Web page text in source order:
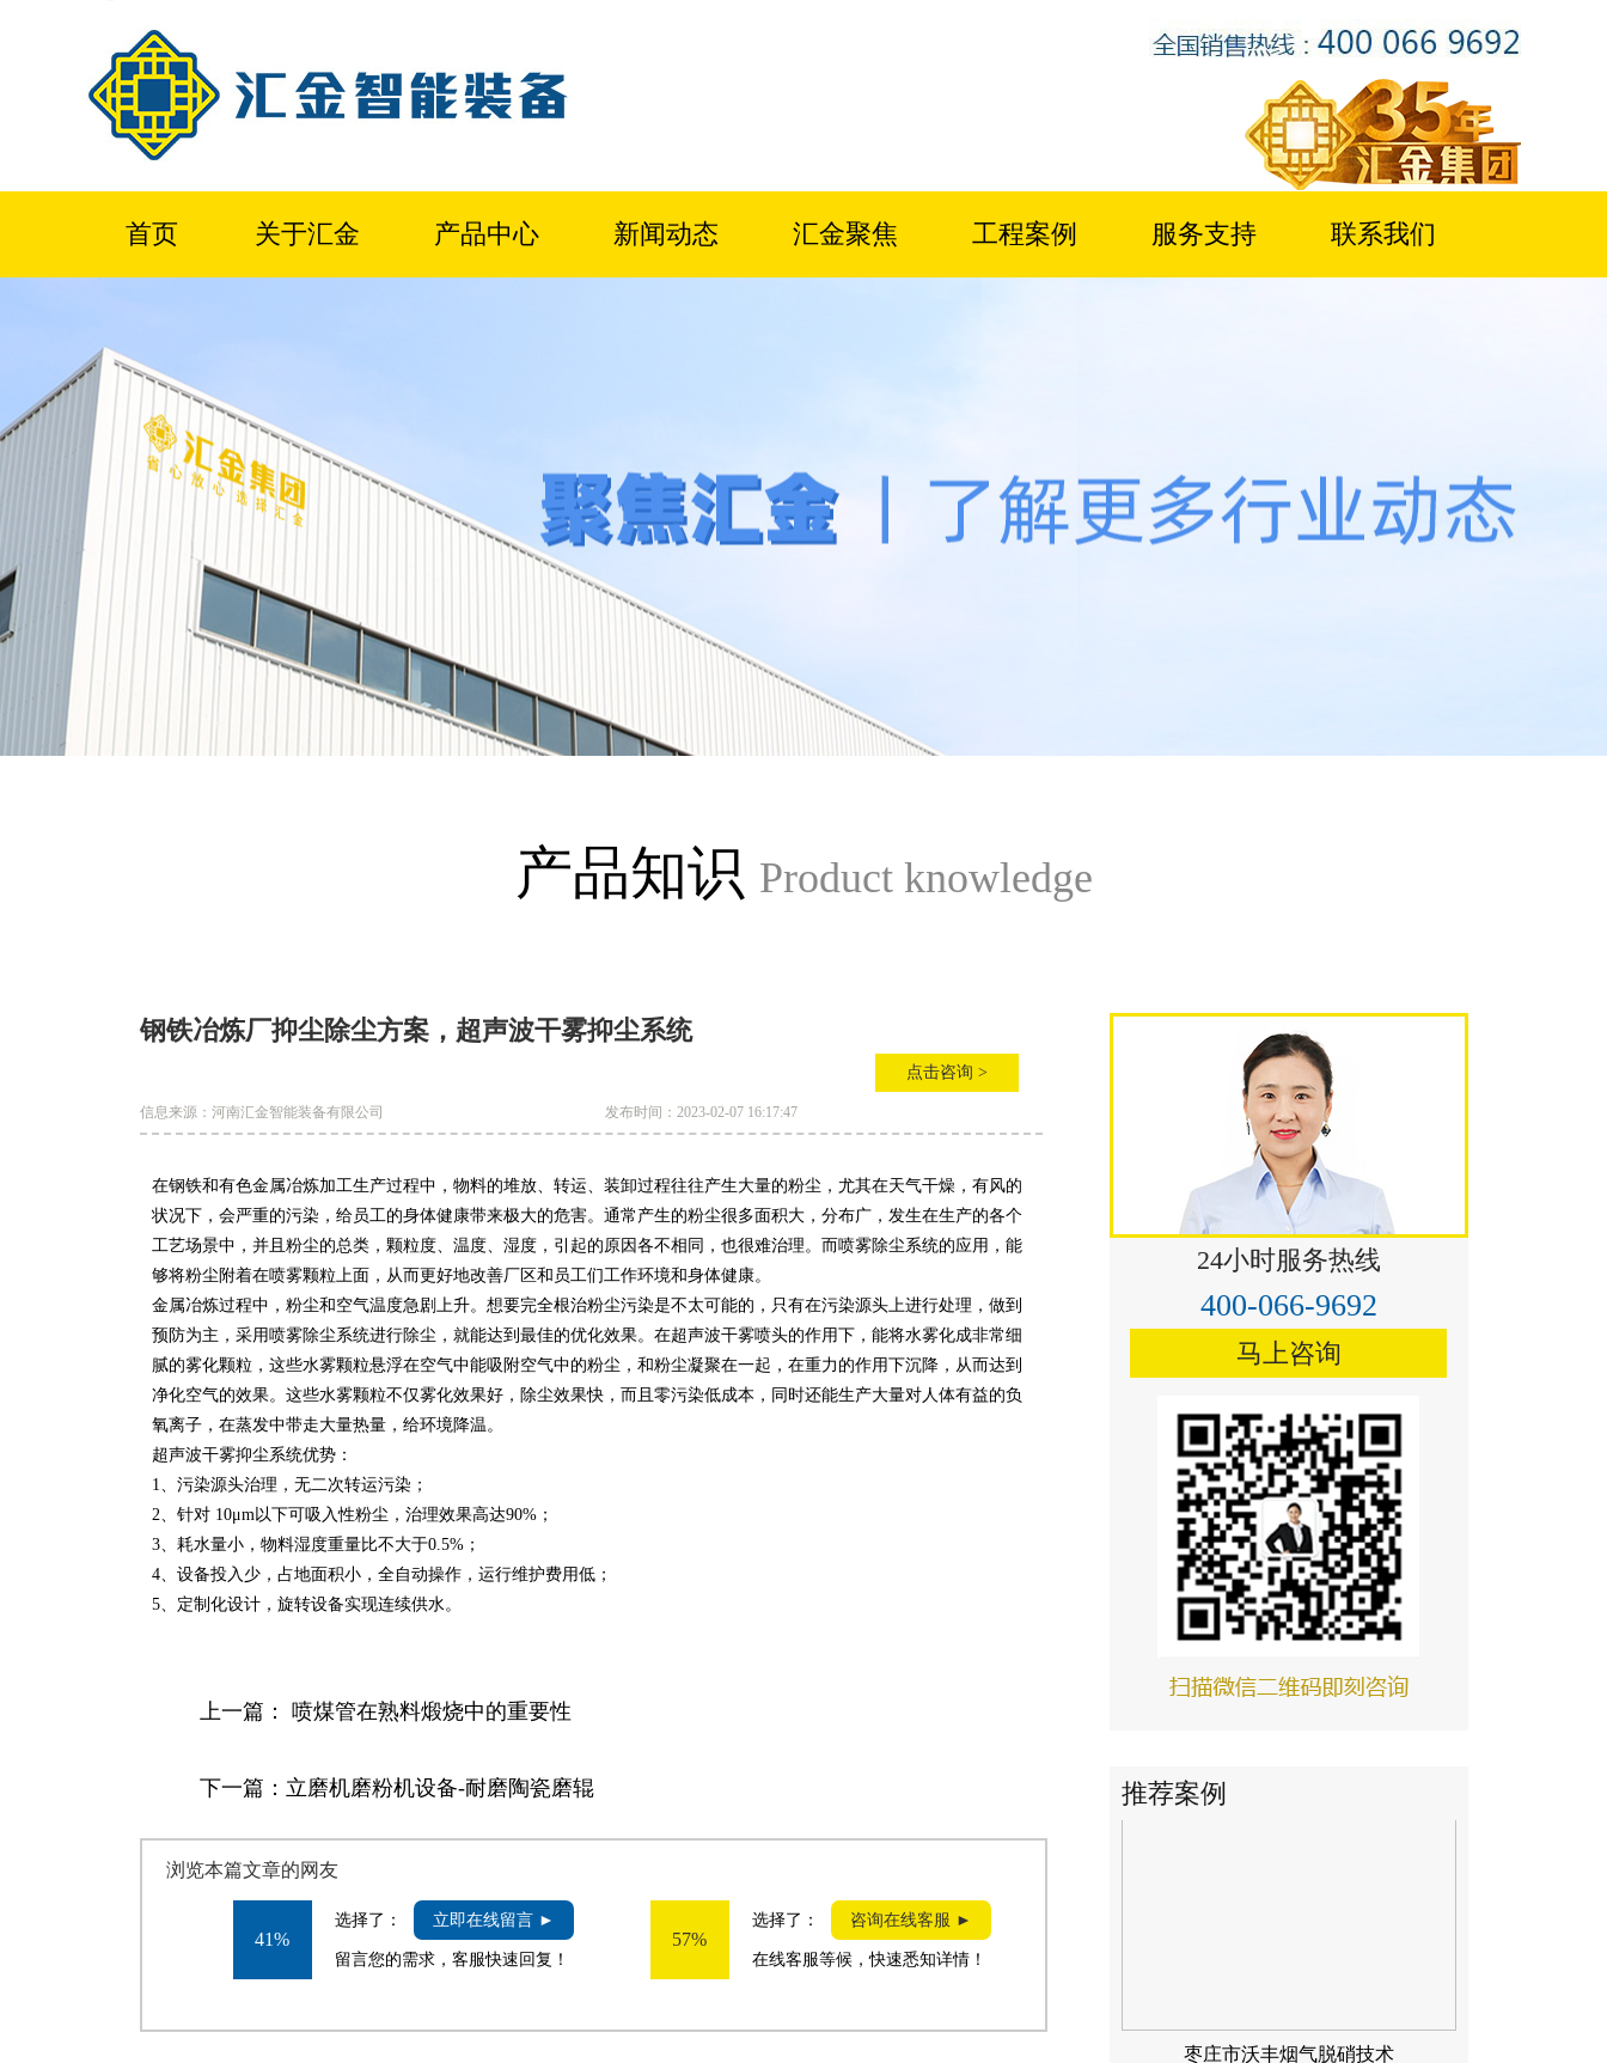
首页 关于汇金 产品中心 新闻动态 汇金聚焦 工程案例 服务支持 联系我们
产品知识 Product knowledge
钢铁冶炼厂抑尘除尘方案，超声波干雾抑尘系统
信息来源：河南汇金智能装备有限公司 发布时间：2023-02-07 16:17:47
点击咨询 >
在钢铁和有色金属冶炼加工生产过程中，物料的堆放、转运、装卸过程往往产生大量的粉尘，尤其在天气干燥，有风的
状况下，会严重的污染，给员工的身体健康带来极大的危害。通常产生的粉尘很多面积大，分布广，发生在生产的各个
工艺场景中，并且粉尘的总类，颗粒度、温度、湿度，引起的原因各不相同，也很难治理。而喷雾除尘系统的应用，能
够将粉尘附着在喷雾颗粒上面，从而更好地改善厂区和员工们工作环境和身体健康。
金属冶炼过程中，粉尘和空气温度急剧上升。想要完全根治粉尘污染是不太可能的，只有在污染源头上进行处理，做到
预防为主，采用喷雾除尘系统进行除尘，就能达到最佳的优化效果。在超声波干雾喷头的作用下，能将水雾化成非常细
腻的雾化颗粒，这些水雾颗粒悬浮在空气中能吸附空气中的粉尘，和粉尘凝聚在一起，在重力的作用下沉降，从而达到
净化空气的效果。这些水雾颗粒不仅雾化效果好，除尘效果快，而且零污染低成本，同时还能生产大量对人体有益的负
氧离子，在蒸发中带走大量热量，给环境降温。
超声波干雾抑尘系统优势：
1、污染源头治理，无二次转运污染；
2、针对 10μm以下可吸入性粉尘，治理效果高达90%；
3、耗水量小，物料湿度重量比不大于0.5%；
4、设备投入少，占地面积小，全自动操作，运行维护费用低；
5、定制化设计，旋转设备实现连续供水。
上一篇： 喷煤管在熟料煅烧中的重要性
下一篇： 立磨机磨粉机设备-耐磨陶瓷磨辊
浏览本篇文章的网友
41%
选择了： 立即在线留言 ►
留言您的需求，客服快速回复！
57%
选择了： 咨询在线客服 ►
在线客服等候，快速悉知详情！
24小时服务热线
400-066-9692
马上咨询
推荐案例
永登祁连山烟气脱硝技术
漳县祁连山烟气脱硝技术